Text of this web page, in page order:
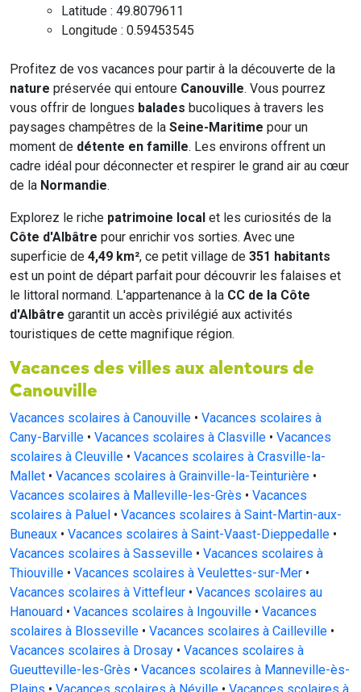
Latitude : 49.8079611
Longitude : 0.59453545
Profitez de vos vacances pour partir à la découverte de la
nature préservée qui entoure Canouville. Vous pourrez
vous offrir de longues balades bucoliques à travers les
paysages champêtres de la Seine-Maritime pour un
moment de détente en famille. Les environs offrent un
cadre idéal pour déconnecter et respirer le grand air au cœur
de la Normandie.
Explorez le riche patrimoine local et les curiosités de la
Côte d'Albâtre pour enrichir vos sorties. Avec une
superficie de 4,49 km², ce petit village de 351 habitants
est un point de départ parfait pour découvrir les falaises et
le littoral normand. L'appartenance à la CC de la Côte
d'Albâtre garantit un accès privilégié aux activités
touristiques de cette magnifique région.
Vacances des villes aux alentours de
Canouville
Vacances scolaires à Canouville • Vacances scolaires à
Cany-Barville • Vacances scolaires à Clasville • Vacances
scolaires à Cleuville • Vacances scolaires à Crasville-la-
Mallet • Vacances scolaires à Grainville-la-Teinturière •
Vacances scolaires à Malleville-les-Grès • Vacances
scolaires à Paluel • Vacances scolaires à Saint-Martin-aux-
Buneaux • Vacances scolaires à Saint-Vaast-Dieppedalle •
Vacances scolaires à Sasseville • Vacances scolaires à
Thiouville • Vacances scolaires à Veulettes-sur-Mer •
Vacances scolaires à Vittefleur • Vacances scolaires au
Hanouard • Vacances scolaires à Ingouville • Vacances
scolaires à Blosseville • Vacances scolaires à Cailleville •
Vacances scolaires à Drosay • Vacances scolaires à
Gueutteville-les-Grès • Vacances scolaires à Manneville-ès-